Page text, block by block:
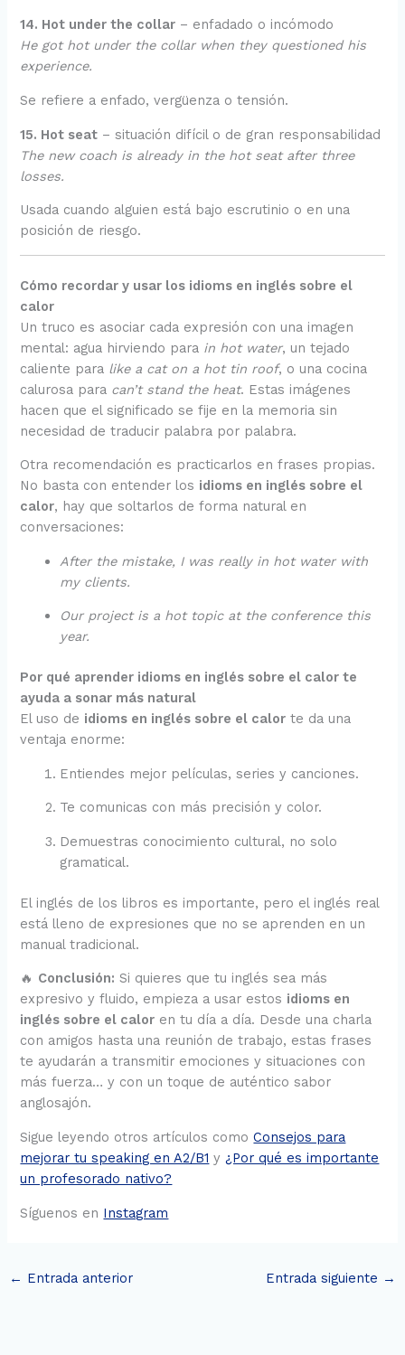
14. Hot under the collar – enfadado o incómodo
He got hot under the collar when they questioned his
experience.
Se refiere a enfado, vergüenza o tensión.
15. Hot seat – situación difícil o de gran responsabilidad
The new coach is already in the hot seat after three
losses.
Usada cuando alguien está bajo escrutinio o en una
posición de riesgo.
Cómo recordar y usar los idioms en inglés sobre el
calor
Un truco es asociar cada expresión con una imagen
mental: agua hirviendo para in hot water, un tejado
caliente para like a cat on a hot tin roof, o una cocina
calurosa para can’t stand the heat. Estas imágenes
hacen que el significado se fije en la memoria sin
necesidad de traducir palabra por palabra.
Otra recomendación es practicarlos en frases propias.
No basta con entender los idioms en inglés sobre el
calor, hay que soltarlos de forma natural en
conversaciones:
After the mistake, I was really in hot water with
my clients.
Our project is a hot topic at the conference this
year.
Por qué aprender idioms en inglés sobre el calor te
ayuda a sonar más natural
El uso de idioms en inglés sobre el calor te da una
ventaja enorme:
Entiendes mejor películas, series y canciones.
Te comunicas con más precisión y color.
Demuestras conocimiento cultural, no solo
gramatical.
El inglés de los libros es importante, pero el inglés real
está lleno de expresiones que no se aprenden en un
manual tradicional.
🔥 Conclusión: Si quieres que tu inglés sea más
expresivo y fluido, empieza a usar estos idioms en
inglés sobre el calor en tu día a día. Desde una charla
con amigos hasta una reunión de trabajo, estas frases
te ayudarán a transmitir emociones y situaciones con
más fuerza… y con un toque de auténtico sabor
anglosajón.
Sigue leyendo otros artículos comoConsejos para
mejorar tu speaking en A2/B1 y¿Por qué es importante
un profesorado nativo?
Síguenos en Instagram
← Entrada anterior Entrada siguiente →